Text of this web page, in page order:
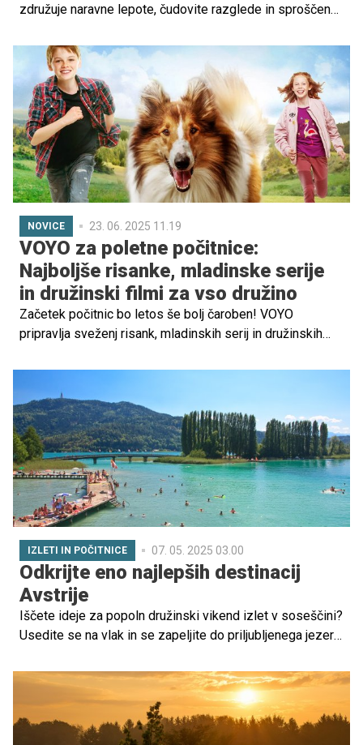
združuje naravne lepote, čudovite razglede in sproščeno
na Svete Višarje (Monte Lussari) odlična izbira.
NOVICE 23. 06. 2025 11.19
VOYO za poletne počitnice:
Najboljše risanke, mladinske serije
in družinski filmi za vso družino
Začetek počitnic bo letos še bolj čaroben! VOYO
pripravlja sveženj risank, mladinskih serij in družinskih
Poglejte, kaj vse čaka na vas!
IZLETI IN POČITNICE 07. 05. 2025 03.00
Odkrijte eno najlepših destinacij
Avstrije
Iščete ideje za popoln družinski vikend izlet v soseščini?
Usedite se na vlak in se zapeljite do priljubljenega jezera,
nešteto možnosti za aktivno preživljanje prostega časa,
sprostitev in uživanje v naravnih lepotah. Uganete, za